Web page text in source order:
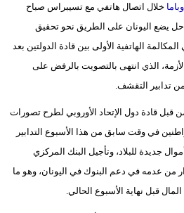
خلال اتصال هاتفي مع تسيبراس صباح
حل يضع اليونان على الطريق نحو تحقيق
الهاتفية الأولى بين قادة الدولتين بعد
الذي انتهى بالتصويت بالرفض على
تدابير التقشف.
قادة دول الإتحاد الأوروبي لطرح تصورات
في وقت سابق من هذا الأسبوع التدابير
جديدة للبلاد، وتأجيل البنك المركزي
من عدمه في دعم البنوك في اليونان، وهو ما
قبل نهاية الأسبوع الحالي.